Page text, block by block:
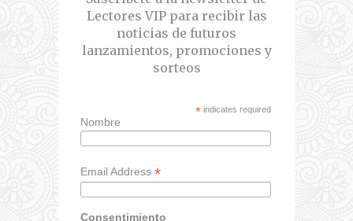
Lectores VIP para recibir las
noticias de futuros
lanzamientos, promociones y
sorteos
*indicates required
Nombre
Email Address *
Consentimiento